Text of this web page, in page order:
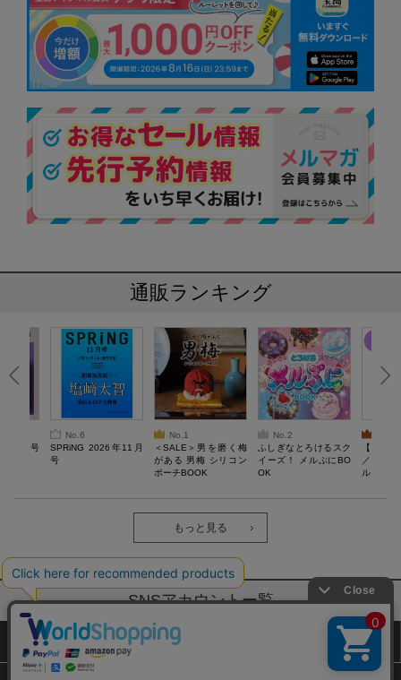
通販ランキング
10月号
No.6
SPRiNG 2026年11月
号
No.1
＜SALE＞男を磨く梅
がある 男梅 シリコン
ポーチBOOK
No.2
ふしぎなとろけるスク
イーズ！ メルぷにBO
OK
【
／Lサ
ル）【
労回復ウ
もっと見る
SNSアカウントー覧
サイトマップ